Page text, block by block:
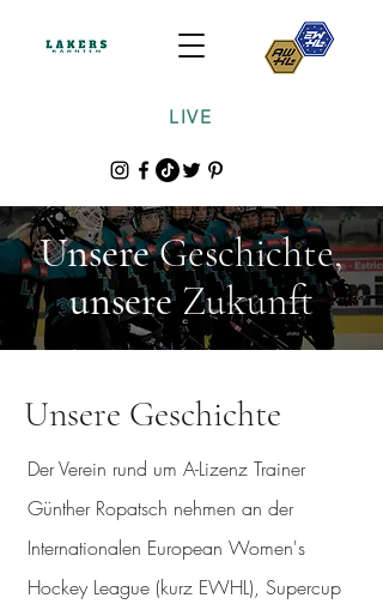
LIVE
UnsereGeschichte,
unsereZukunft
Unsere Geschichte
Der Verein rund um A-Lizenz Trainer
Günther Ropatsch nehmen an der
Internationalen European Women's
Hockey League (kurz EWHL), Supercup